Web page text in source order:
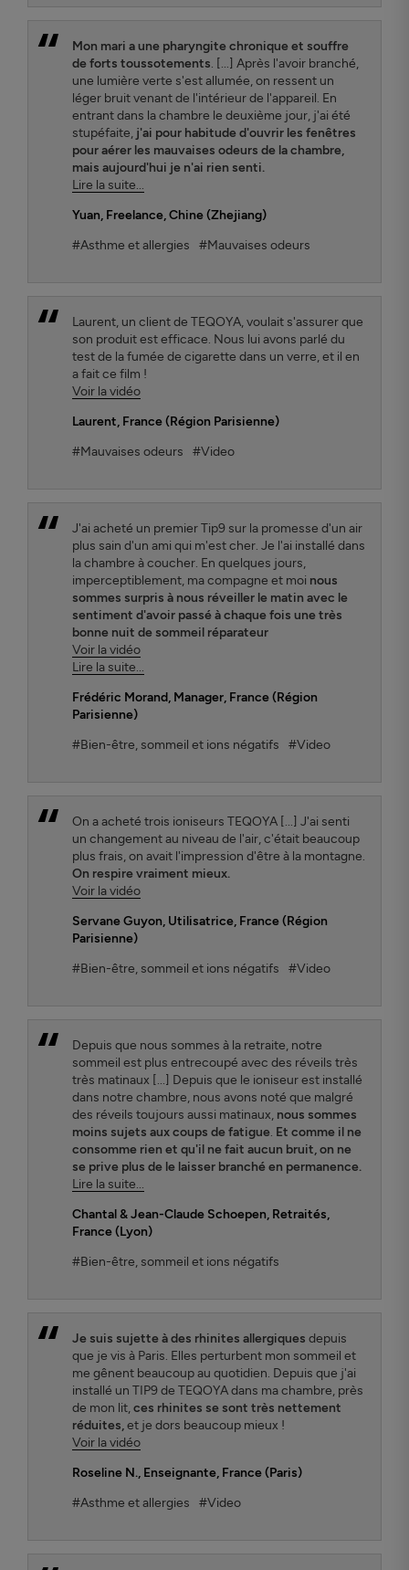
Mon mari a une pharyngite chronique et souffre
de forts toussotements. [...] Après l'avoir branché,
une lumière verte s'est allumée, on ressent un
léger bruit venant de l'intérieur de l'appareil. En
entrant dans la chambre le deuxième jour, j'ai été
stupéfaite, j'ai pour habitude d'ouvrir les fenêtres
pour aérer les mauvaises odeurs de la chambre,
mais aujourd'hui je n'ai rien senti.
Lire la suite...
Yuan, Freelance, Chine (Zhejiang)
#Asthme et allergies
#Mauvaises odeurs
Laurent, un client de TEQOYA, voulait s'assurer que
son produit est efficace. Nous lui avons parlé du
test de la fumée de cigarette dans un verre, et il en
a fait ce film !
Voir la vidéo
Laurent, France (Région Parisienne)
#Mauvaises odeurs
#Video
J'ai acheté un premier Tip9 sur la promesse d'un air
plus sain d'un ami qui m'est cher. Je l'ai installé dans
la chambre à coucher. En quelques jours,
imperceptiblement, ma compagne et moi nous
sommes surpris à nous réveiller le matin avec le
sentiment d'avoir passé à chaque fois une très
bonne nuit de sommeil réparateur
Voir la vidéo
Lire la suite...
Frédéric Morand, Manager, France (Région
Parisienne)
#Bien-être, sommeil et ions négatifs
#Video
On a acheté trois ioniseurs TEQOYA [...] J'ai senti
un changement au niveau de l'air, c'était beaucoup
plus frais, on avait l'impression d'être à la montagne.
On respire vraiment mieux.
Voir la vidéo
Servane Guyon, Utilisatrice, France (Région
Parisienne)
#Bien-être, sommeil et ions négatifs
#Video
Depuis que nous sommes à la retraite, notre
sommeil est plus entrecoupé avec des réveils très
très matinaux [...] Depuis que le ioniseur est installé
dans notre chambre, nous avons noté que malgré
des réveils toujours aussi matinaux, nous sommes
moins sujets aux coups de fatigue. Et comme il ne
consomme rien et qu'il ne fait aucun bruit, on ne
se prive plus de le laisser branché en permanence.
Lire la suite...
Chantal & Jean-Claude Schoepen, Retraités,
France (Lyon)
#Bien-être, sommeil et ions négatifs
Je suis sujette à des rhinites allergiques depuis
que je vis à Paris. Elles perturbent mon sommeil et
me gênent beaucoup au quotidien. Depuis que j'ai
installé un TIP9 de TEQOYA dans ma chambre, près
de mon lit,ces rhinites se sont très nettement
réduites,et je dors beaucoup mieux !
Voir la vidéo
Roseline N., Enseignante, France (Paris)
#Asthme et allergies
#Video